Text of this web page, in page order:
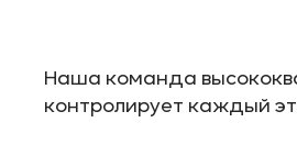
Наша команда
контролирует каждый